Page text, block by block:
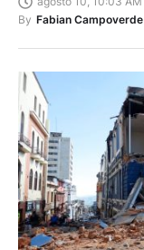
By Fabian Campoverde